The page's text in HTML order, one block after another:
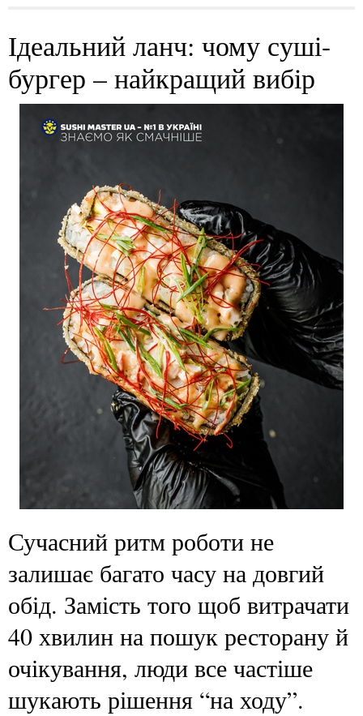
Ідеальний ланч: чому суші-
бургер – найкращий вибір
Сучасний ритм роботи не
залишає багато часу на довгий
обід. Замість того щоб витрачати
40 хвилин на пошук ресторану й
очікування, люди все частіше
шукають рішення “на ходу”.